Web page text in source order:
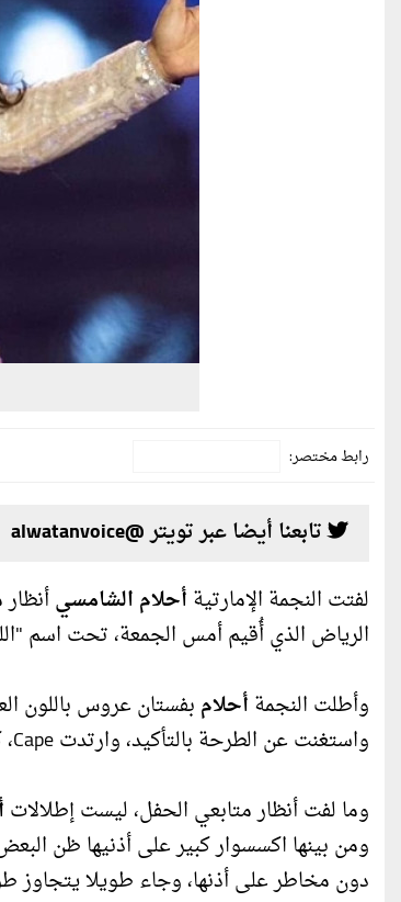
رابط مختصر:
تابعنا أيضا عبر تويتر @alwatanvoice
لفتت النجمة الإمارتية أحلام الشامسي
الرياض الذي أُقيم أمس الجمعة، تحت اسم
وأطلت النجمة أحلام
واستغنت عن الطرحة بالتأكيد، وارتدت Cape، كما بطنت أحلام الفستان بالكامل، فالتصميم الأصلي كان شفافا.
وما لفت أنظار متابعي الحفل، ليست إطلالات
ومن بينها اكسسوار كبير على أذنيها ظن
دون مخاطر على أذنها، وجاء طويلا يتجاوز طوله الـ15 سنتيمتر، ومرصع بالكريستالات، من تصميم